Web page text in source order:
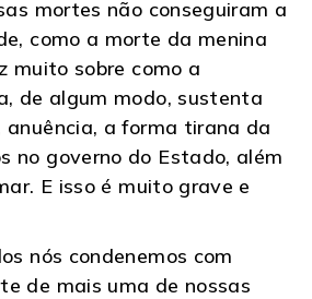
mortes não conseguiram a
como a morte da menina
muito sobre como a
de algum modo, sustenta
anuência, a forma tirana da
no governo do Estado, além
E isso é muito grave e
nós condenemos com
de mais uma de nossas